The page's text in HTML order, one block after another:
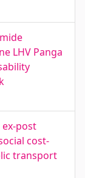
LHV Panga
post
cost-
transport